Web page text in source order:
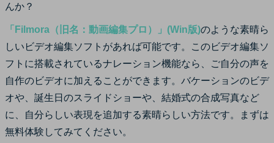
カスタマーサポート
ブランド紹介
検索
んか？
「Filmora（旧名：動画編集プロ）」(Win版)のような素晴ら
しいビデオ編集ソフトがあれば可能です。このビデオ編集ソ
フトに搭載されているナレーション機能なら、ご自分の声を
自作のビデオに加えることができます。バケーションのビデ
オや、誕生日のスライドショーや、結婚式の合成写真など
に、自分らしい表現を追加する素晴らしい方法です。まずは
無料体験してみてください。